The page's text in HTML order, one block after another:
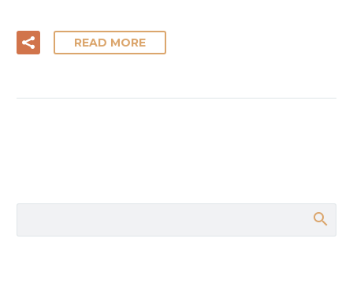
READ MORE